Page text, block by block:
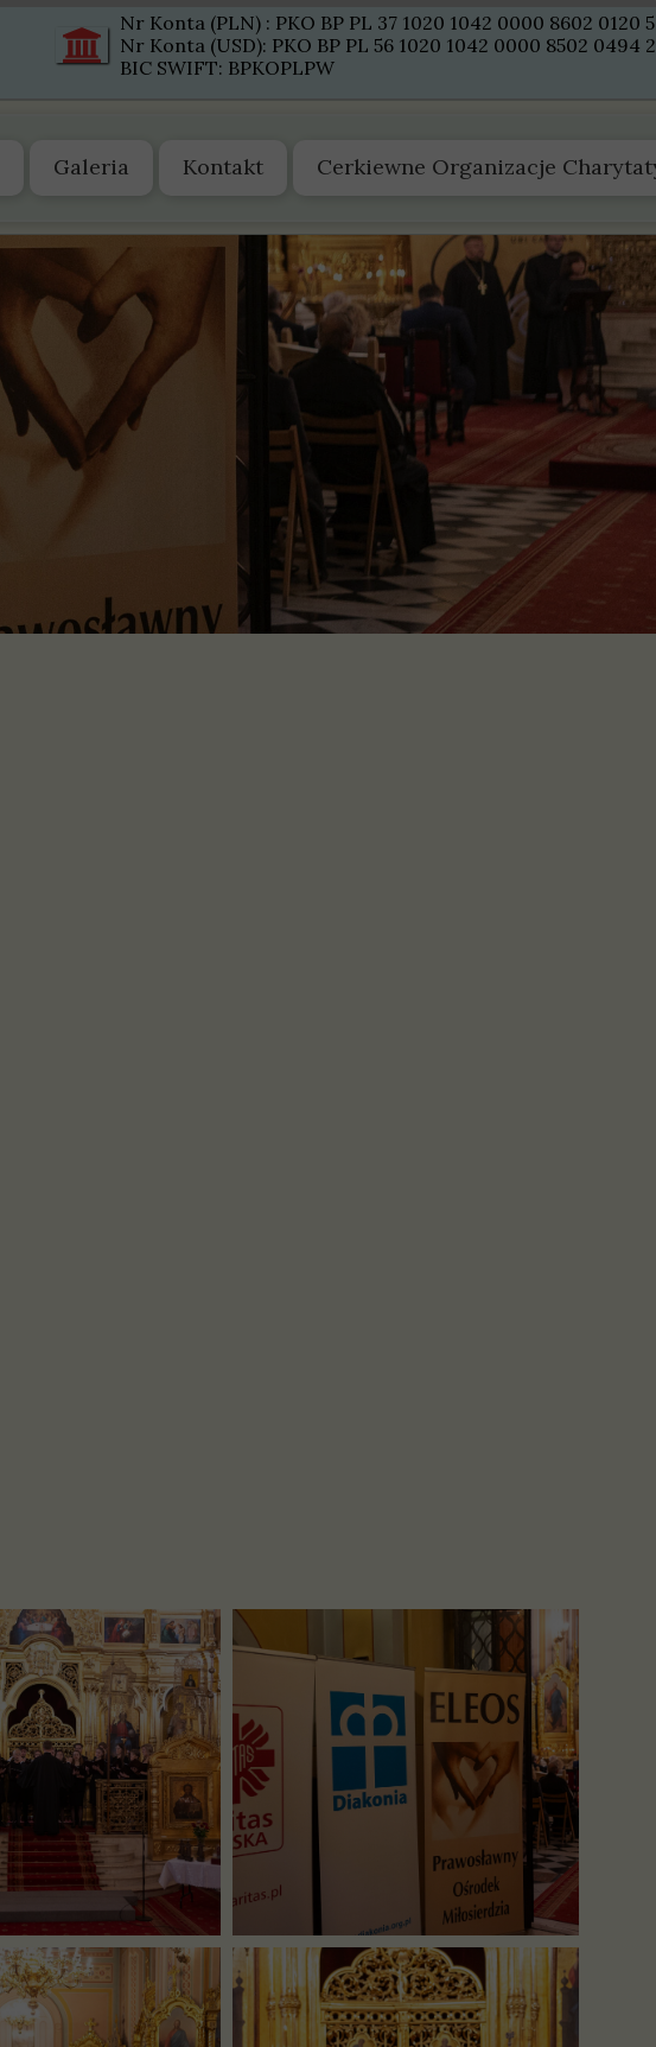
Nr Konta (PLN) : PKO BP PL 37 1020 1042 0000 8602 0120
Nr Konta (USD): PKO BP PL 56 1020 1042 0000 8502 0494
BIC SWIFT: BPKOPLPW
Galeria Kontakt Cerkiewne Organizacje